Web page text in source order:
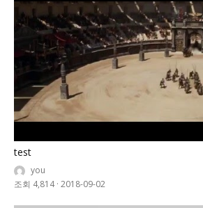
test
you
조회 4,814 · 2018-09-02